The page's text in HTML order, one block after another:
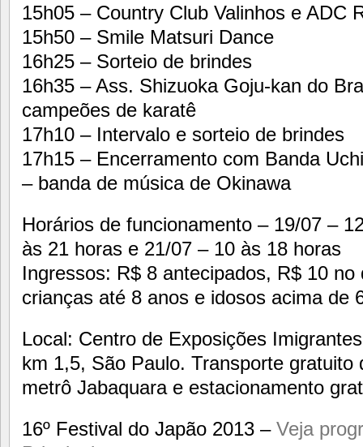
15h05 – Country Club Valinhos e ADC
15h50 – Smile Matsuri Dance
16h25 – Sorteio de brindes
16h35 – Ass. Shizuoka Goju-kan do
campeões de karatê
17h10 – Intervalo e sorteio de brindes
17h15 – Encerramento com Banda
– banda de música de Okinawa
Horários de funcionamento – 19/07 –
às 21 horas e 21/07 – 10 às 18 horas
Ingressos: R$ 8 antecipados, R$ 10
crianças até 8 anos e idosos acima de
Local: Centro de Exposições
km 1,5, São Paulo. Transporte gratuito
metrô Jabaquara e estacionamento
16º Festival do Japão 2013 – Veja